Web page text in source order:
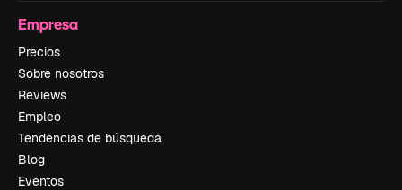
Empresa
Precios
Sobre nosotros
Reviews
Empleo
Tendencias de búsqueda
Blog
Eventos